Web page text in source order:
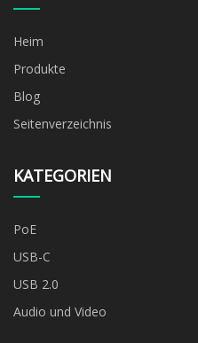
Heim
Produkte
Blog
Seitenverzeichnis
KATEGORIEN
PoE
USB-C
USB 2.0
Audio und Video